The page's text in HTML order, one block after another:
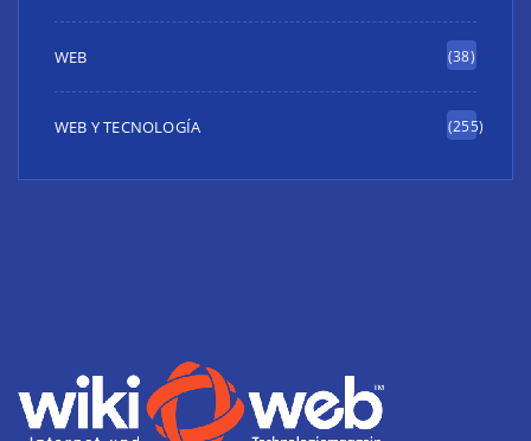
WEB (38)
WEB Y TECNOLOGÍA (255)